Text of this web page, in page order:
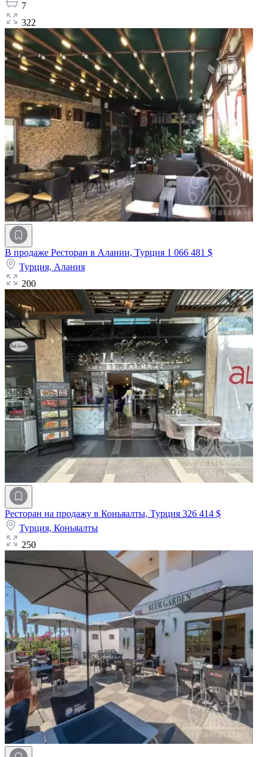
7
322
В продаже Ресторан в Алании, Турция 1 066 481 $
Турция, Алания
200
Ресторан на продажу в Коньяалты, Турция 326 414 $
Турция, Коньяалты
250